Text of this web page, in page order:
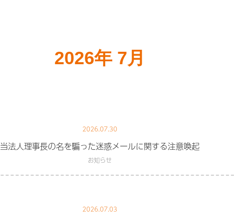
2026年 7月
2026.07.30
当法人理事長の名を騙った迷惑メールに関する注意喚起
お知らせ
2026.07.03